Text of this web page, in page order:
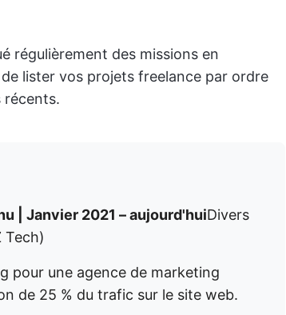
régulièrement des missions en
lister vos projets freelance par ordre
récents.
| Janvier 2021 – aujourd'huiDivers
Tech)
pour une agence de marketing
de 25 % du trafic sur le site web.